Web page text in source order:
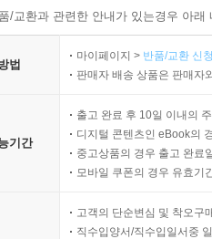
/교환과 관련한 안내가 있는경우 아
법
마이페이지 > 반품/교환 신
판매자 배송 상품은 판매자
기간
출고 완료 후 10일 이내의
디지털 콘텐츠인 eBook의
중고상품의 경우 출고 완료
모바일 쿠폰의 경우 유효기
고객의 단순변심 및 착오구
직수입양서/직수입일서중